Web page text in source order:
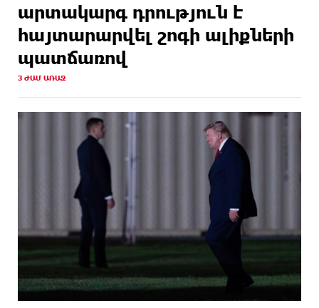
արտակարգ դրություն է
հայտարարվել շոգի ալիքների
պատճառով
3 ԺԱՄ ԱՌԱՋ